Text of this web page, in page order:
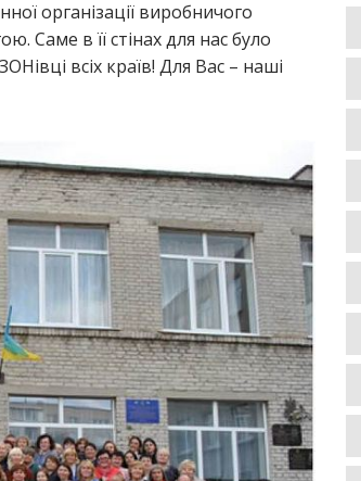
організації виробничого
Саме в її стінах для нас було
всіх країв! Для Вас – наші